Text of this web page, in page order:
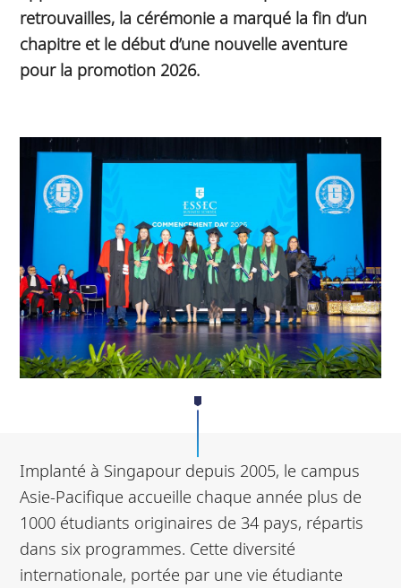
retrouvailles, la cérémonie a marqué la fin d’un
chapitre et le début d’une nouvelle aventure
pour la promotion 2026.
Implanté à Singapour depuis 2005, le campus
Asie-Pacifique accueille chaque année plus de
1000 étudiants originaires de 34 pays, répartis
dans six programmes. Cette diversité
internationale, portée par une vie étudiante